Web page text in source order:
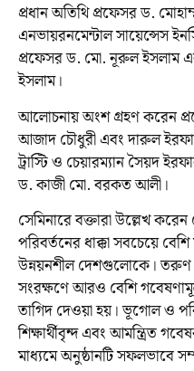
প্রধান অতিথি প্রফেসর ড.
এনভায়রনমেন্টাল সায়েন্সেস
প্রফেসর ড. মো. নূরুল ইসলাম
ইসলাম।
আলোচনায় অংশ গ্রহণ করেন
আজাদ চৌধুরী এবং দারুল ইরফান
ট্রাস্টি ও চেয়ারম্যান সৈয়দ
ড. কাজী মো. বরকত আলী।
সেমিনারে বক্তারা উল্লেখ
পরিবর্তনের ধাক্কা সবচেয়ে
উন্নয়নশীল দেশগুলোকে। তরুণ
সংরক্ষণে আরও বেশি
তাগিদ দেওয়া হয়। ভূগোল ও
শিক্ষার্থীবৃন্দ এবং আমন্ত্রিত
মাধ্যমে অনুষ্ঠানটি সফলভাবে